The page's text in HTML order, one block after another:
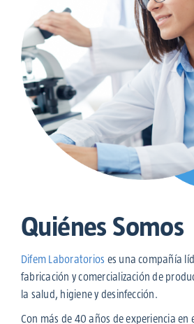
Quiénes Somos
Difem Laboratorios es una compañía
fabricación y comercialización de
la salud, higiene y desinfección.
Con más de 40 años de experiencia en